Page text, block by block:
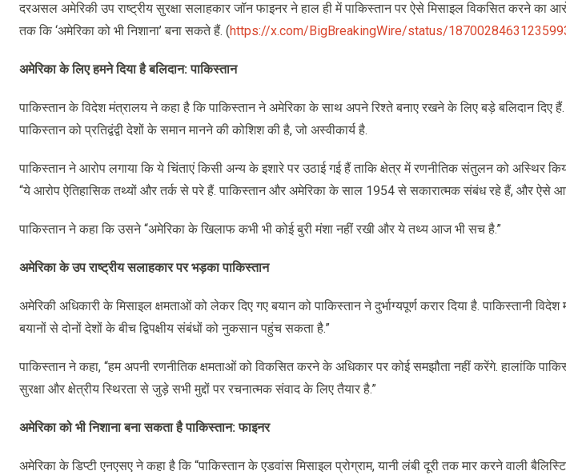
दरअसल अमेरिकी उप राष्ट्रीय सुरक्षा सलाहकार जॉन फाइनर ने हाल ही में पाकिस्तान पर ऐसे मिसाइल विकसित करने का
तक कि ‘अमेरिका को भी निशाना’ बना सकते हैं. (https://x.com/BigBreakingWire/status/
अमेरिका के लिए हमने दिया है बलिदान: पाकिस्तान
पाकिस्तान के विदेश मंत्रालय ने कहा है कि पाकिस्तान ने अमेरिका के साथ अपने रिश्ते बनाए रखने के लिए बड़े बलिदान दिए
पाकिस्तान को प्रतिद्वंद्वी देशों के समान मानने की कोशिश की है, जो अस्वीकार्य है.
पाकिस्तान ने आरोप लगाया कि ये चिंताएं किसी अन्य के इशारे पर उठाई गई हैं ताकि क्षेत्र में रणनीतिक संतुलन को अस्थिर
“ये आरोप ऐतिहासिक तथ्यों और तर्क से परे हैं. पाकिस्तान और अमेरिका के साल 1954 से सकारात्मक संबंध रहे हैं, और ऐसे
पाकिस्तान ने कहा कि उसने “अमेरिका के खिलाफ कभी भी कोई बुरी मंशा नहीं रखी और ये तथ्य आज भी सच है.”
अमेरिका के उप राष्ट्रीय सलाहकार पर भड़का पाकिस्तान
अमेरिकी अधिकारी के मिसाइल क्षमताओं को लेकर दिए गए बयान को पाकिस्तान ने दुर्भाग्यपूर्ण करार दिया है. पाकिस्तानी
बयानों से दोनों देशों के बीच द्विपक्षीय संबंधों को नुकसान पहुंच सकता है.”
पाकिस्तान ने कहा, “हम अपनी रणनीतिक क्षमताओं को विकसित करने के अधिकार पर कोई समझौता नहीं करेंगे. हालांकि
सुरक्षा और क्षेत्रीय स्थिरता से जुड़े सभी मुद्दों पर रचनात्मक संवाद के लिए तैयार है.”
अमेरिका को भी निशाना बना सकता है पाकिस्तान: फाइनर
अमेरिका के डिप्टी एनएसए ने कहा है कि “पाकिस्तान के एडवांस मिसाइल प्रोग्राम, यानी लंबी दूरी तक मार करने वाली